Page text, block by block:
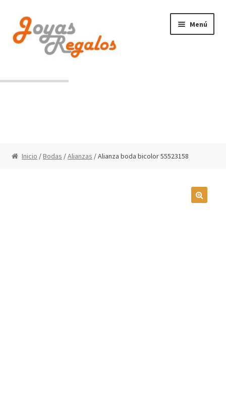
a
la
navegación
al
contenido
Menú
Inicio /Bodas /Alianzas / Alianza boda bicolor 55523158